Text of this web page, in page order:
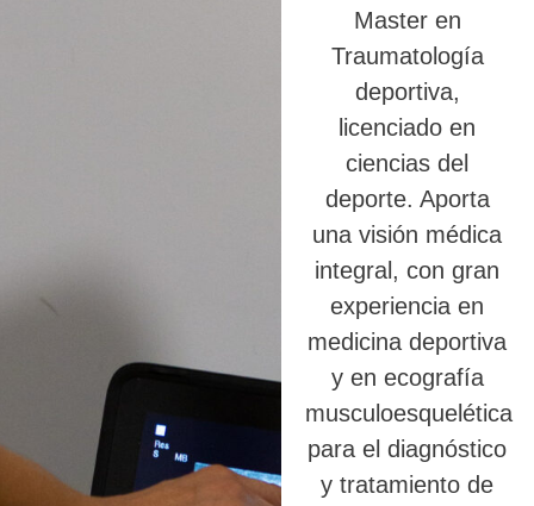
Master en
Traumatología
deportiva,
licenciado en
ciencias del
deporte. Aporta
una visión médica
integral, con gran
experiencia en
medicina deportiva
y en ecografía
musculoesquelética
para el diagnóstico
y tratamiento de